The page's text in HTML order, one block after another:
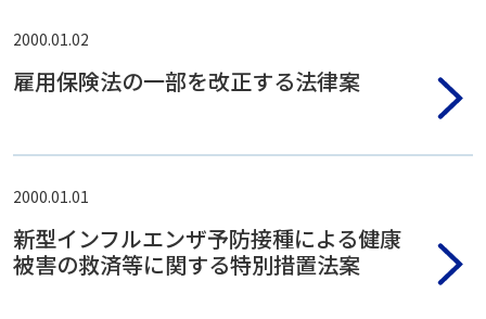
2000.01.02
雇用保険法の一部を改正する法律案
2000.01.01
新型インフルエンザ予防接種による健康
被害の救済等に関する特別措置法案